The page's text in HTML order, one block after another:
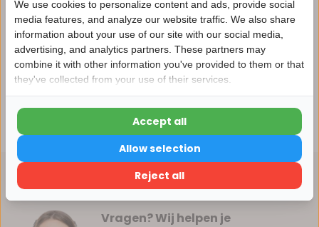
Productomschrijving
Reviews
Vragen? Wij helpen je
Nu 15% korting
15korting
15% korting
Verder winkelen
We use cookies to personalize content and ads, provide social
media features, and analyze our website traffic. We also share
information about your use of our site with our social media,
advertising, and analytics partners. These partners may
combine it with other information you've provided to them or that
they've collected from your use of their services.
Reject all
Allow selection
Accept all